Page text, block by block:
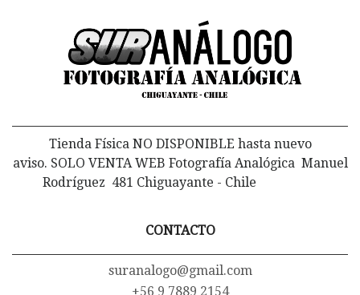
Tienda Física NO DISPONIBLE hasta nuevo
aviso. SOLO VENTA WEB Fotografía Analógica Manuel
Rodríguez 481 Chiguayante - Chile
CONTACTO
suranalogo@gmail.com
+56 9 7889 2154